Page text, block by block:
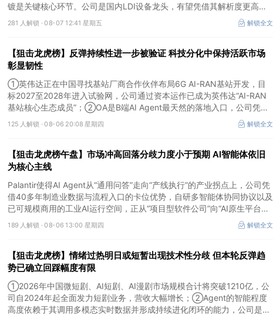
镀是关键核心环节。公司是国内LDI设备龙头，有望凭借其解析度更高的
LDI技术，成为不可或缺的关键“铲子股”。
281 人解锁 ·08-07 12:41 星期五 解锁全文
【狙击龙虎榜】反弹持续性进一步被验证 科技分化中保持活跃市场
彰显韧性
①英伟达正在中国寻找基站厂商合作伙伴布局6G AI-RAN基站开发，目
标2027至2028年进入试验网，公司通过资本运作已成为英伟达“AI-RAN
基站核心生态成员”；②OA是B端AI Agent最天然的落地入口，公司凭借
数万家企业客户积累的场景厚度正从协同管理软件龙头进化为企业智能体
经济的核心枢纽；③市场重组、股权转让暗线涌动，该公司剥离亏损资
125 人解锁 ·08-06 20:08 星期四 解锁全文
【狙击龙虎榜午盘】市场冲高回落分歧力度小于预期 AI智能体依旧
为核心主线
Palantir使得AI Agent从“通用问答”走向“产线执行”的产业拐点上，公司凭
借40多年制造业数据与流程入口的卡位优势，自研多智能体协同协议以及
已可规模商用的工业AI运行空间，正从“项目型软件公司”向“AI原生平台生
态型公司”跃迁。
189 人解锁 ·08-06 13:00 星期四 解锁全文
【狙击龙虎榜】情绪过热明日或短暂出现技术性分歧 但本轮反弹趋
势已确立回踩幅度有限
①2026年中国微短剧、AI短剧、AI漫剧市场规模合计将突破1210亿，公
司自2024年起全面发力短剧业务，营收大幅增长；②Agent的智能程度
高度依赖于其调用多模态实时数据并形成持续进化闭环的能力，公司是全